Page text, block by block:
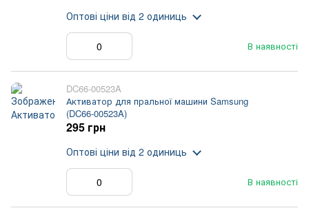
В наявності
Оптові ціни від 2 одиниць
DC66-00523A
Активатор для пральної машини Samsung
(DC66-00523A)
В наявності
295 грн
Оптові ціни від 2 одиниць